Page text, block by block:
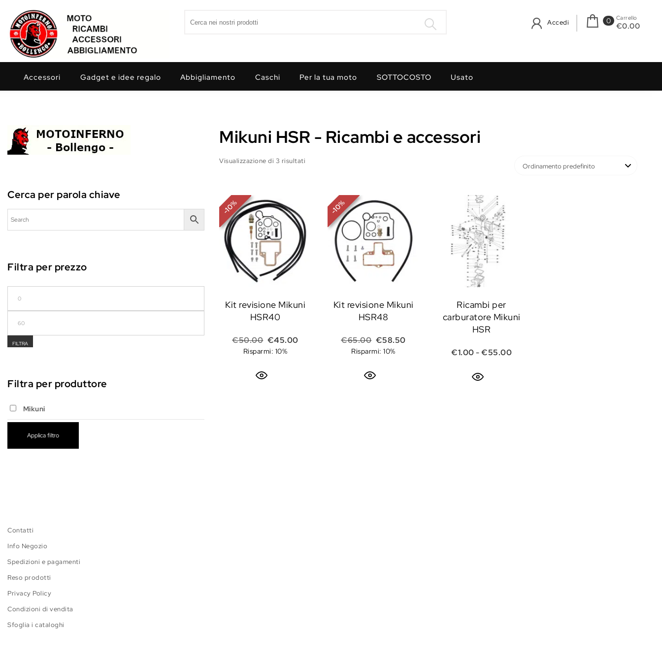
Accedi
0 Carrello
€0.00
Accessori Gadget e idee regalo Abbigliamento Caschi Per la tua moto SOTTOCOSTO Usato
Cerca per parola chiave
Filtra per prezzo
FILTRA
Filtra per produttore
Mikuni
Applica filtro
Mikuni HSR - Ricambi e accessori
Visualizzazione di 3 risultati
-
10
%
Kit revisione Mikuni
HSR40
€50.00 Il prezzo originale era: €50.00.
€45.00Il prezzo attuale è: €45.00.
Risparmi: 10%
-
10
%
Kit revisione Mikuni
HSR48
€65.00 Il prezzo originale era: €65.00.
€58.50Il prezzo attuale è: €58.50.
Risparmi: 10%
Ricambi per
carburatore Mikuni
HSR
€1.00-€55.00Fascia di prezzo: da €1.00 a €55.00
Contatti
Info Negozio
Spedizioni e pagamenti
Reso prodotti
Privacy Policy
Condizioni di vendita
Sfoglia i cataloghi